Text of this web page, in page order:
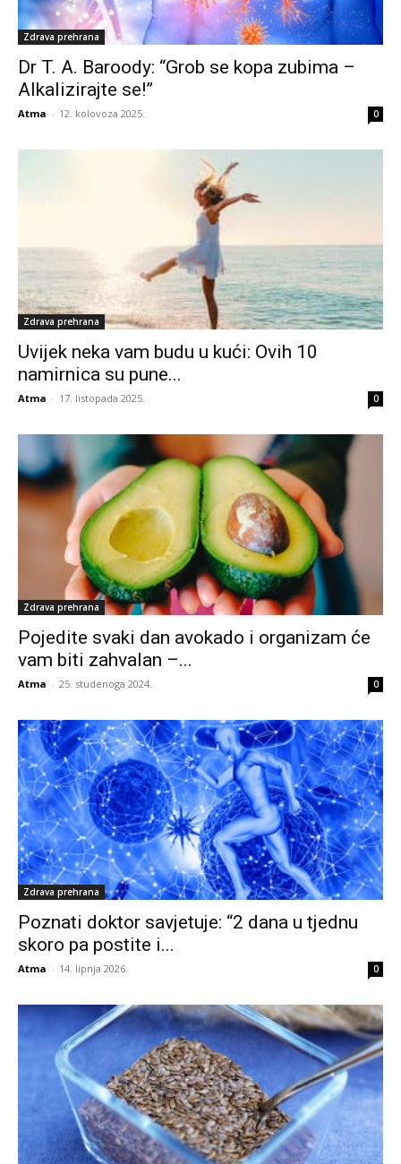
Zdrava prehrana
Dr T. A. Baroody: “Grob se kopa zubima –
Alkalizirajte se!”
Atma - 12. kolovoza 2025. 0
Zdrava prehrana
Uvijek neka vam budu u kući: Ovih 10
namirnica su pune...
Atma - 17. listopada 2025. 0
Zdrava prehrana
Pojedite svaki dan avokado i organizam će
vam biti zahvalan –...
Atma - 25. studenoga 2024. 0
Zdrava prehrana
Poznati doktor savjetuje: “2 dana u tjednu
skoro pa postite i...
Atma - 14. lipnja 2026. 0